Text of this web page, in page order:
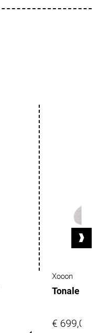
Xooon
Tonale
€ 699,00